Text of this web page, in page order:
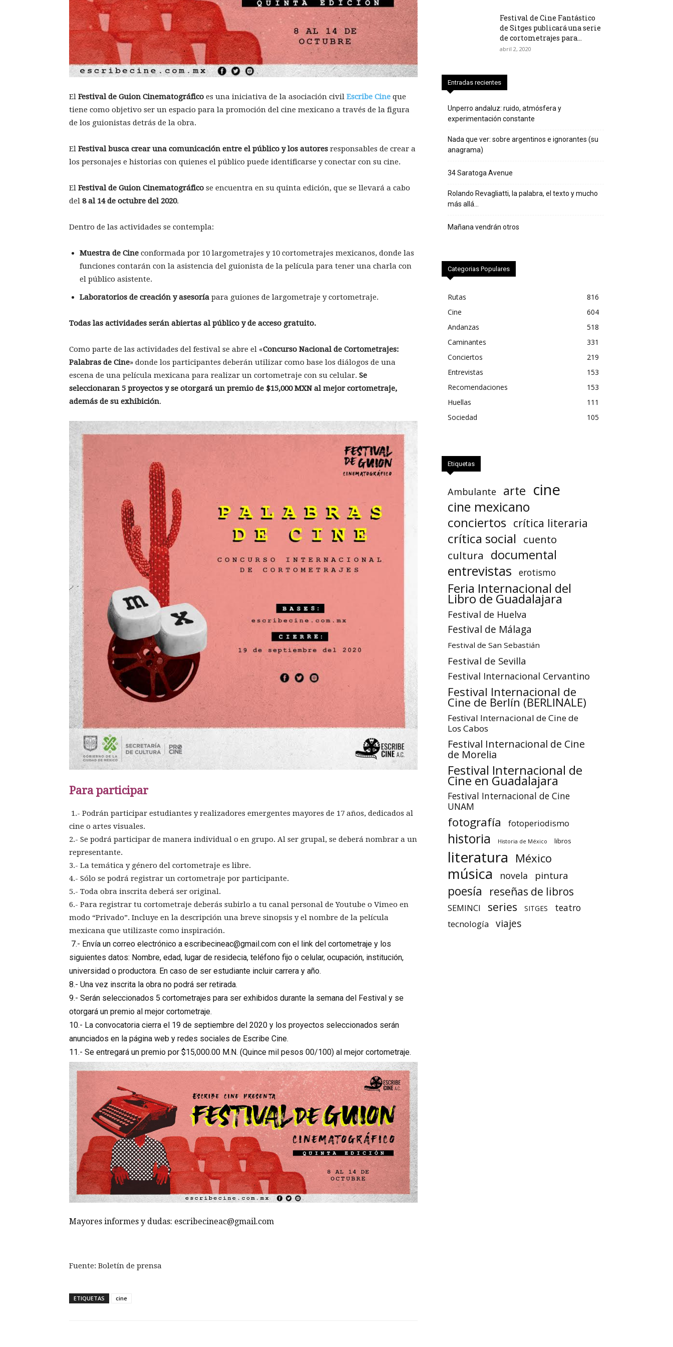
El Festival de Guion Cinematográfico es una iniciativa de la asociación civil Escribe Cine que
tiene como objetivo ser un espacio para la promoción del cine mexicano a través de la figura
de los guionistas detrás de la obra.
El Festival busca crear una comunicación entre el público y los autores responsables de crear a
los personajes e historias con quienes el público puede identificarse y conectar con su cine.
El Festival de Guion Cinematográfico se encuentra en su quinta edición, que se llevará a cabo
del 8 al 14 de octubre del 2020.
Dentro de las actividades se contempla:
Muestra de Cine conformada por 10 largometrajes y 10 cortometrajes mexicanos, donde las
funciones contarán con la asistencia del guionista de la película para tener una charla con
el público asistente.
Laboratorios de creación y asesoría para guiones de largometraje y cortometraje.
Todas las actividades serán abiertas al público y de acceso gratuito.
Como parte de las actividades del festival se abre el «Concurso Nacional de Cortometrajes:
Palabras de Cine» donde los participantes deberán utilizar como base los diálogos de una
escena de una película mexicana para realizar un cortometraje con su celular. Se
seleccionaran 5 proyectos y se otorgará un premio de $15,000 MXN al mejor cortometraje,
además de su exhibición.
Para participar
1.- Podrán participar estudiantes y realizadores emergentes mayores de 17 años, dedicados al
cine o artes visuales.
2.- Se podrá participar de manera individual o en grupo. Al ser grupal, se deberá nombrar a un
representante.
3.- La temática y género del cortometraje es libre.
4.- Sólo se podrá registrar un cortometraje por participante.
5.- Toda obra inscrita deberá ser original.
6.- Para registrar tu cortometraje deberás subirlo a tu canal personal de Youtube o Vimeo en
modo “Privado”. Incluye en la descripción una breve sinopsis y el nombre de la película
mexicana que utilizaste como inspiración.
7.- Envía un correo electrónico a escribecineac@gmail.com con el link del cortometraje y los
siguientes datos: Nombre, edad, lugar de residecia, teléfono fijo o celular, ocupación, institución,
universidad o productora. En caso de ser estudiante incluir carrera y año.
8.- Una vez inscrita la obra no podrá ser retirada.
9.- Serán seleccionados 5 cortometrajes para ser exhibidos durante la semana del Festival y se
otorgará un premio al mejor cortometraje.
10.- La convocatoria cierra el 19 de septiembre del 2020 y los proyectos seleccionados serán
anunciados en la página web y redes sociales de Escribe Cine.
11.- Se entregará un premio por $15,000.00 M.N. (Quince mil pesos 00/100) al mejor cortometraje.
Mayores informes y dudas: escribecineac@gmail.com
Fuente: Boletín de prensa
ETIQUETAS cine
Festival de Cine Fantástico
de Sitges publicará una serie
de cortometrajes para...
abril 2, 2020
Entradas recientes
Unperro andaluz: ruido, atmósfera y
experimentación constante
Nada que ver: sobre argentinos e ignorantes (su
anagrama)
34 Saratoga Avenue
Rolando Revagliatti, la palabra, el texto y mucho
más allá…
Mañana vendrán otros
Categorias Populares
Rutas
816
Cine
604
Andanzas
518
Caminantes
331
Conciertos
219
Entrevistas
153
Recomendaciones
153
Huellas
111
Sociedad
105
Etiquetas
Ambulante arte cine
cine mexicano
conciertos crítica literaria
crítica social
cuento
cultura
documental
entrevistas erotismo
Feria Internacional del
Libro de Guadalajara
Festival de Huelva
Festival de Málaga
Festival de San Sebastián
Festival de Sevilla
Festival Internacional Cervantino
Festival Internacional de
Cine de Berlín (BERLINALE)
Festival Internacional de Cine de
Los Cabos
Festival Internacional de Cine
de Morelia
Festival Internacional de
Cine en Guadalajara
Festival Internacional de Cine
UNAM
fotografía fotoperiodismo
historia Historia de México libros
literatura México
música novela pintura
poesía reseñas de libros
SEMINCI series SITGES teatro
tecnología viajes